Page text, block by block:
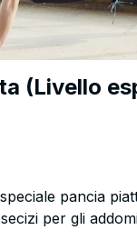
(Livello
pancia
per gli